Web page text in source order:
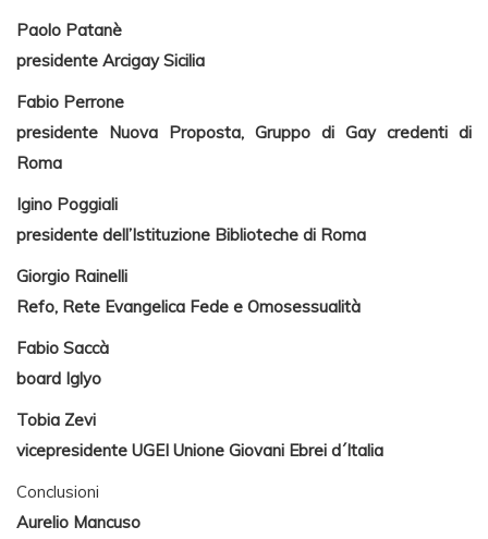
Paolo Patanè
presidente Arcigay Sicilia
Fabio Perrone
presidente Nuova Proposta, Gruppo di Gay credenti di
Roma
Igino Poggiali
presidente dell’Istituzione Biblioteche di Roma
Giorgio Rainelli
Refo, Rete Evangelica Fede e Omosessualità
Fabio Saccà
board Iglyo
Tobia Zevi
vicepresidente UGEI Unione Giovani Ebrei d´Italia
Conclusioni
Aurelio Mancuso